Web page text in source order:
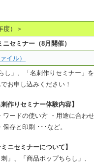
度）＞
セミナー（8月開催）
イル）
し」、「名刺作りセミナー」
お申し込みください！
作りセミナー体験内容】
ワードの使い方 ・用途に合
存と印刷 ･･･など。
ニセミナーについて】
」、「商品ポップちらし」、